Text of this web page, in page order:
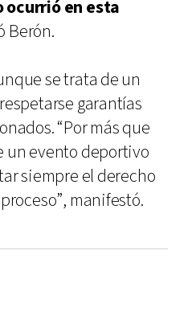
ocurrió en esta
Berón.
se trata de un
garantías
“Por más que
un evento deportivo
siempre el derecho
manifestó.